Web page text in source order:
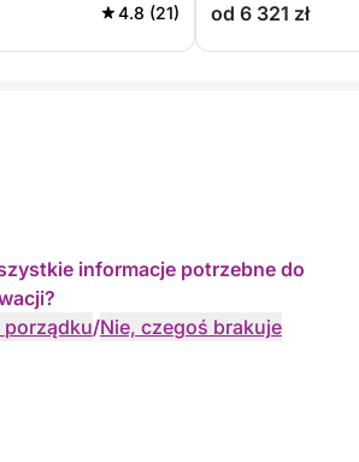
4.8 (21) od 6 321 zł
informacje potrzebne do
porządku/Nie, czegoś brakuje